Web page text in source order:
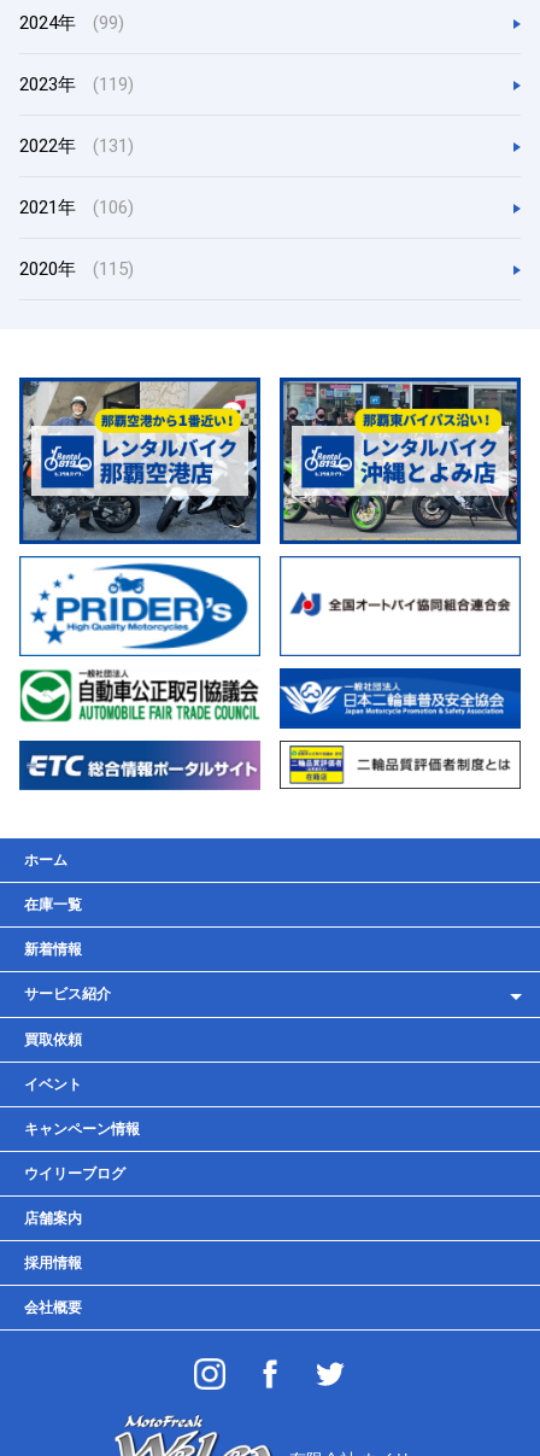
2024年 (99)
2023年 (119)
2022年 (131)
2021年 (106)
2020年 (115)
ホーム
在庫一覧
新着情報
サービス紹介
レンタルバイク
車検・点検・整備
貸しガレージ
買取依頼
イベント
キャンペーン情報
ウイリーブログ
店舗案内
採用情報
会社概要